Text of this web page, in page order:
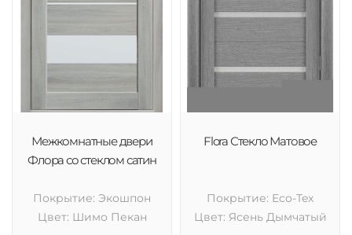
Межкомнатные двери
Флора со стеклом сатин
Покрытие: Экошпон
Цвет: Шимо Пекан
Flora Стекло Матовое
Покрытие: Eco-Tex
Цвет: Ясень Дымчатый